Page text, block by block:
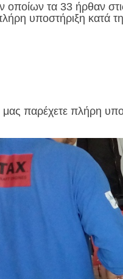
οποίων τα 33 ήρθαν
υποστήριξη κατά
παρέχετε πλήρη